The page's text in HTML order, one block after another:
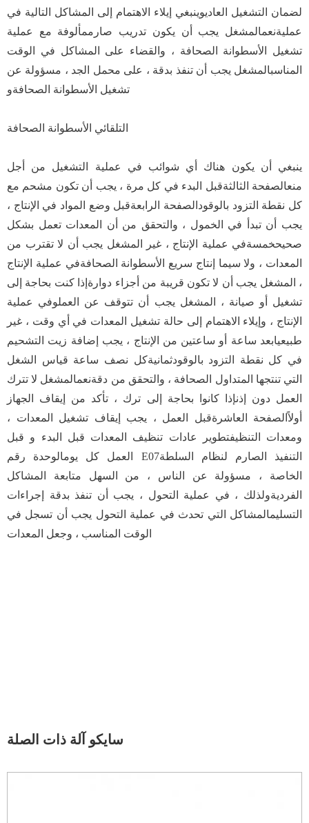
لضمان التشغيل العاديوينبغي إيلاء الاهتمام إلى المشاكل التالية في
عمليةنعمالمشغل يجب أن يكون تدريب صارممألوفة مع عملية
تشغيل الأسطوانة الصحافة ، والقضاء على المشاكل في الوقت
المناسبالمشغل يجب أن تنفذ بدقة ، على محمل الجد ، مسؤولة عن
تشغيل الأسطوانة الصحافةو
التلقائي الأسطوانة الصحافة
ينبغي أن يكون هناك أي شوائب في عملية التشغيل من أجل
منعالصفحة الثالثةقبل البدء في كل مرة ، يجب أن تكون مشحم مع
كل نقطة التزود بالوقودالصفحة الرابعةقبل وضع المواد في الإنتاج ،
يجب أن تبدأ في الخمول ، والتحقق من أن المعدات تعمل بشكل
صحيحخمسةفي عملية الإنتاج ، غير المشغل يجب أن لا تقترب من
المعدات ، ولا سيما إنتاج سريع الأسطوانة الصحافةفي عملية الإنتاج
، المشغل يجب أن لا تكون قريبة من أجزاء دوارةإذا كنت بحاجة إلى
تشغيل أو صيانة ، المشغل يجب أن تتوقف عن العملوفي عملية
الإنتاج ، وإيلاء الاهتمام إلى حالة تشغيل المعدات في أي وقت ، غير
طبيعيابعد ساعة أو ساعتين من الإنتاج ، يجب إضافة زيت التشحيم
في كل نقطة التزود بالوقودثمانيةكل نصف ساعة قياس الشغل
التي تنتجها المتداول الصحافة ، والتحقق من دقةنعمالمشغل لا تترك
العمل دون إذنإذا كانوا بحاجة إلى ترك ، تأكد من إيقاف الجهاز
أولاًالصفحة العاشرةقبل العمل ، يجب إيقاف تشغيل المعدات ،
ومعدات التنظيفتطوير عادات تنظيف المعدات قبل البدء و قبل
العمل كل يومالوحدة رقم E07التنفيذ الصارم لنظام السلطة
الخاصة ، مسؤولة عن الناس ، من السهل متابعة المشاكل
الفرديةولذلك ، في عملية التحول ، يجب أن تنفذ بدقة إجراءات
التسليمالمشاكل التي تحدث في عملية التحول يجب أن تسجل في
الوقت المناسب ، وجعل المعدات
سايكو آلة ذات الصلة